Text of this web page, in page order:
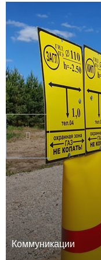
Коммуникации